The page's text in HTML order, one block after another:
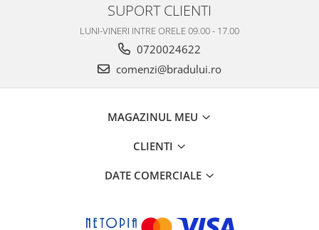
SUPORT CLIENTI
LUNI-VINERI INTRE ORELE 09.00 - 17.00
0720024622
comenzi@bradului.ro
MAGAZINUL MEU
CLIENTI
DATE COMERCIALE